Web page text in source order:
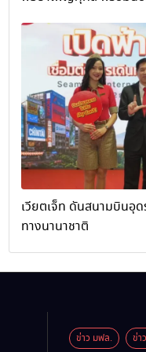
เวียตเจ็ท ดันสนามบินอุดรฯ พร้อมเชื่อมต่
ทางนานาชาติ
ข่าว มฟล. ข่า